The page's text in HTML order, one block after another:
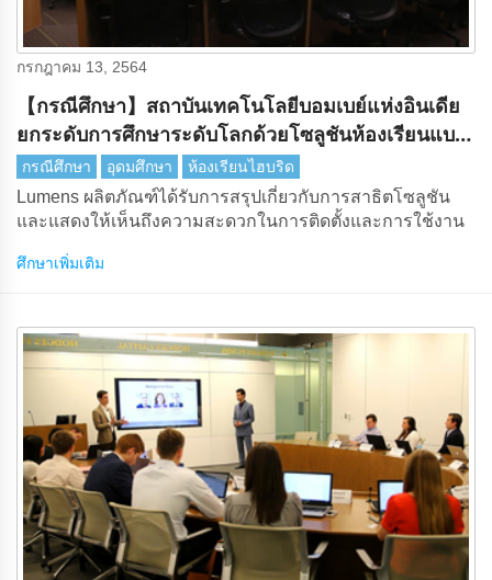
กรกฎาคม 13, 2564
【กรณีศึกษา】สถาบันเทคโนโลยีบอมเบย์แห่งอินเดีย
ยกระดับการศึกษาระดับโลกด้วยโซลูชันห้องเรียนแบบ
ไฮบริดLumens
กรณีศึกษา อุดมศึกษา ห้องเรียนไฮบริด
Lumens ผลิตภัณฑ์ได้รับการสรุปเกี่ยวกับการสาธิตโซลูชัน
และแสดงให้เห็นถึงความสะดวกในการติดตั้งและการใช้งาน
ศึกษาเพิ่มเติม